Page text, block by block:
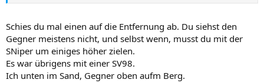
Schies du mal einen auf die Entfernung ab. Du siehst den
Gegner meistens nicht, und selbst wenn, musst du mit der
SNiper um einiges höher zielen.
Es war übrigens mit einer SV98.
Ich unten im Sand, Gegner oben aufm Berg.